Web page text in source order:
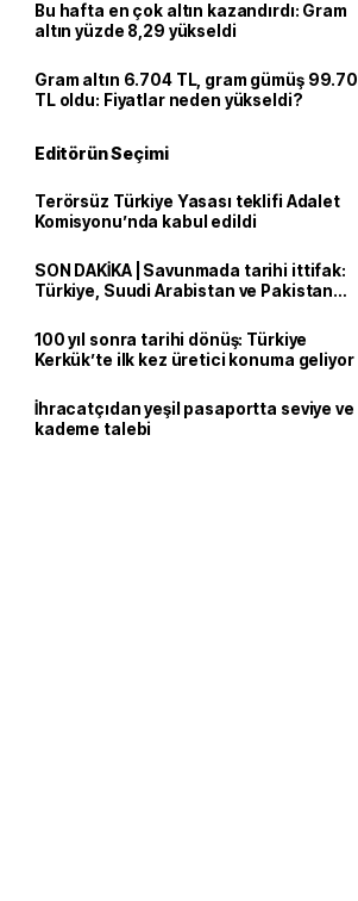
Bu hafta en çok altın kazandırdı: Gram
altın yüzde 8,29 yükseldi
Gram altın 6.704 TL, gram gümüş 99.70
TL oldu: Fiyatlar neden yükseldi?
Editörün Seçimi
Terörsüz Türkiye Yasası teklifi Adalet
Komisyonu’nda kabul edildi
SON DAKİKA | Savunmada tarihi ittifak:
Türkiye, Suudi Arabistan ve Pakistan
100 yıl sonra tarihi dönüş: Türkiye
Kerkük’te ilk kez üretici konuma geliyor
İhracatçıdan yeşil pasaportta seviye ve
kademe talebi